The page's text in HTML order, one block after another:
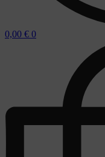
0,00 € 0